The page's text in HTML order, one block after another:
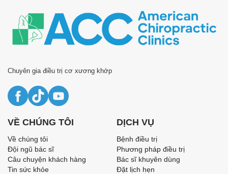
Chuyên gia điều trị cơ xương khớp
VỀ CHÚNG TÔI
Về chúng tôi
Đội ngũ bác sĩ
Câu chuyện khách hàng
Tin sức khỏe
DỊCH VỤ
Bệnh điều trị
Phương pháp điều trị
Bác sĩ khuyên dùng
Đặt lịch hẹn